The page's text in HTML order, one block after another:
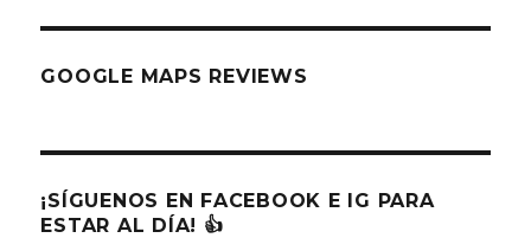
GOOGLE MAPS REVIEWS
¡SÍGUENOS EN FACEBOOK E IG PARA
ESTAR AL DÍA! 👍